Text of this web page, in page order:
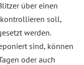
über einen
soll,
werden.
sind, können
oder auch